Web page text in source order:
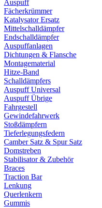
Auspuff
Fächerkrümmer
Katalysator Ersatz
Mittelschalldämpfer
Endschalldämpfer
Auspuffanlagen
Dichtungen & Flansche
Montagematerial
Hitze-Band
Schalldämpfers
Auspuff Universal
Auspuff Übrige
Fahrgestell
Gewindefahrwerk
Stoßdämpfern
Tieferlegungsfedern
Camber Satz & Spur Satz
Domstreben
Stabilisator & Zubehör
Braces
Traction Bar
Lenkung
Querlenkern
Gummis